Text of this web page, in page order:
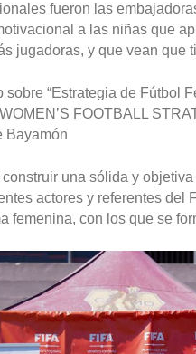
fueron las
a las niñas que
jugadoras, y que vean que
“Estrategia de Fútbol
FOOTBALL
Bayamón
una sólida y
actores y referentes del
femenina, con los que se